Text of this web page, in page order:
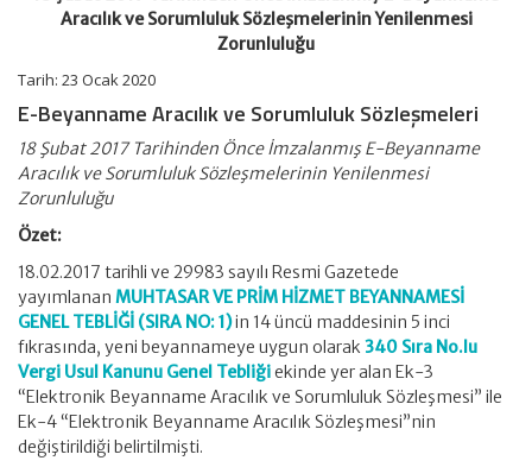
Aracılık ve Sorumluluk Sözleşmelerinin Yenilenmesi
Zorunluluğu
Tarih: 23 Ocak 2020
E-Beyanname Aracılık ve Sorumluluk Sözleşmeleri
18 Şubat 2017 Tarihinden Önce İmzalanmış E-Beyanname
Aracılık ve Sorumluluk Sözleşmelerinin Yenilenmesi
Zorunluluğu
Özet:
18.02.2017 tarihli ve 29983 sayılı Resmi Gazetede
yayımlanan MUHTASAR VE PRİM HİZMET BEYANNAMESİ
GENEL TEBLİĞİ (SIRA NO: 1)in 14 üncü maddesinin 5 inci
fıkrasında, yeni beyannameye uygun olarak 340 Sıra No.lu
Vergi Usul Kanunu Genel Tebliğiekinde yer alan Ek-3
“Elektronik Beyanname Aracılık ve Sorumluluk Sözleşmesi” ile
Ek-4 “Elektronik Beyanname Aracılık Sözleşmesi”nin
değiştirildiği belirtilmişti.